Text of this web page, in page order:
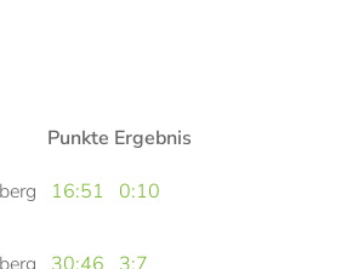
Punkte Ergebnis
16:51 0:10